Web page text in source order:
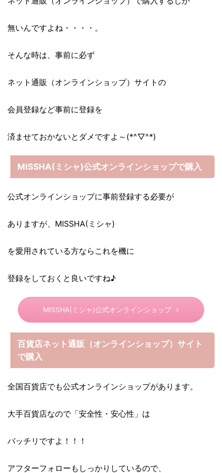
無いんですよね・・・・。
そんな時は、事前に必ず
ネット通販（オンラインショップ）サイトの
会員登録など事前に登録を
済ませておかないとダメですよ～(*^▽^*)
MISSHA(ミシャ)公式オンラインショップで購入
公式オンラインショップに事前登録する必要が
ありますが、MISSHA(ミシャ)
を愛用されている方ならこれを機に
登録をしておくと良いですね♪
MISSHA(ミシャ)公式オンラインショップ
百貨店ネット通販（オンラインショップ）サイト
で購入
全国百貨店でも公式オンラインショップがあります。
大手百貨店なので「安全性・安心性」は
バッチリですよ！！！
アフターフォローもしっかりしているので、